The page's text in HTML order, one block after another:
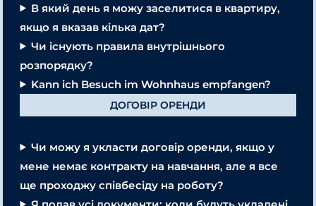
В який день я можу заселитися в квартиру,
якщо я вказав кілька дат?
Чи існують правила внутрішнього
розпорядку?
Kann ich Besuch im Wohnhaus empfangen?
ДОГОВІР ОРЕНДИ
Чи можу я укласти договір оренди, якщо у
мене немає контракту на навчання, але я все
ще проходжу співбесіду на роботу?